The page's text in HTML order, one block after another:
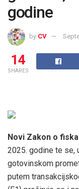
godine
by CV
14
SHARES
Novi Zakon o
2025. godine te se,
gotovinskom
putem